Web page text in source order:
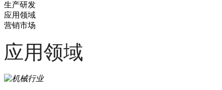
生产研发
应用领域
营销市场
应用领域